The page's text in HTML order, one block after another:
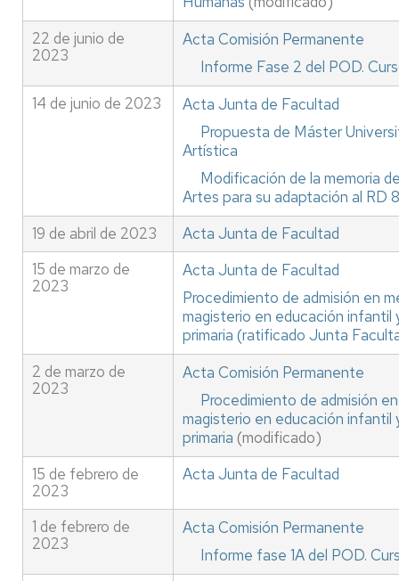
22 de junio de
2023
Acta Comisión Permanente
Informe Fase 2 del POD.
14 de junio de 2023
Acta Junta de Facultad
Propuesta de Máster
Artística
Modificación de la memoria
Artes para su adaptación al RD
19 de abril de 2023
Acta Junta de Facultad
15 de marzo de
2023
Acta Junta de Facultad
Procedimiento de admisión en
magisterio en educación infantil
primaria (ratificado Junta
2 de marzo de
2023
Acta Comisión Permanente
Procedimiento de admisión
magisterio en educación infantil
primaria (modificado)
15 de febrero de
2023
Acta Junta de Facultad
1 de febrero de
2023
Acta Comisión Permanente
Informe fase 1A del POD.